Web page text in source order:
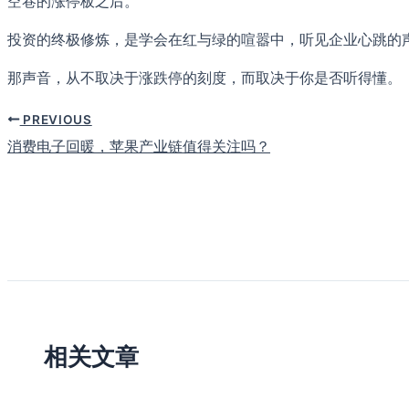
投资的终极修炼，是学会在红与绿的喧嚣中，听见企业心跳的
那声音，从不取决于涨跌停的刻度，而取决于你是否听得懂。
PREVIOUS
消费电子回暖，苹果产业链值得关注吗？
相关文章